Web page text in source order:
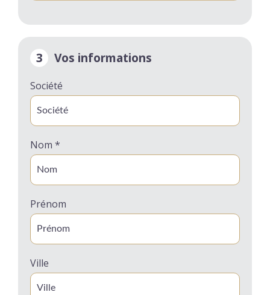
3 Vos informations
Société
Nom *
Prénom
Ville